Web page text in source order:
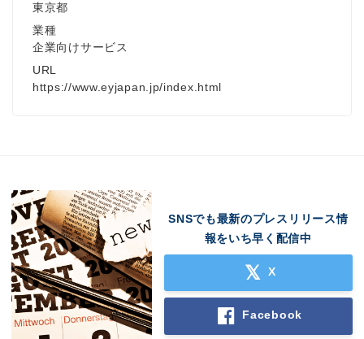
東京都
業種
企業向けサービス
URL
https://www.eyjapan.jp/index.html
SNSでも最新のプレスリリース情
報をいち早く配信中
X
Facebook